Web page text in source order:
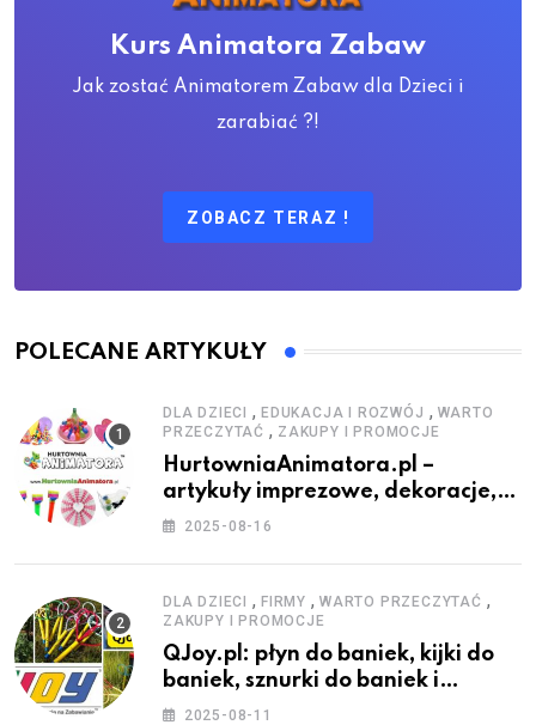
Kurs Animatora Zabaw
Jak zostać Animatorem Zabaw dla Dzieci i
zarabiać ?!
ZOBACZ TERAZ !
POLECANE ARTYKUŁY
DLA DZIECI , EDUKACJA I ROZWÓJ , WARTO
PRZECZYTAĆ , ZAKUPY I PROMOCJE
HurtowniaAnimatora.pl –
artykuły imprezowe, dekoracje,
stroje i akcesoria dla animatorów
2025-08-16
DLA DZIECI , FIRMY , WARTO PRZECZYTAĆ ,
ZAKUPY I PROMOCJE
QJoy.pl: płyn do baniek, kijki do
baniek, sznurki do baniek i
zestawy do baniek
2025-08-11